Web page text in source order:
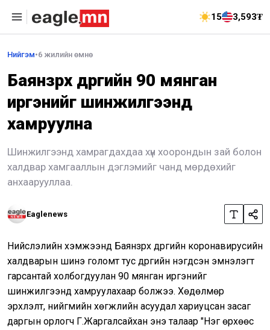
15 3,593₮
Нийгэм•6 жилийн өмнө
Баянзүрх дүүргийн 90 мянган
иргэнийг шинжилгээнд
хамруулна
Шинжилгээнд хамрагдахдаа хүн хоорондын зай болон
халдвар хамгааллын дэглэмийг чанд мөрдөхийг
анхаарууллаа.
Eaglenews
Нийслэлийн хэмжээнд Баянзүрх дүүргийн коронавирусийн
халдварын шинэ голомт тус дүүргийн нэгдсэн эмнэлэгт
гарсантай холбогдуулан 90 мянган иргэнийг
шинжилгээнд хамруулахаар болжээ. Хөдөлмөр
эрхлэлт, нийгмийн хөгжлийн асуудал хариуцсан засаг
даргын орлогч Г.Жаргалсайхан энэ талаар "Нэг өрхөөс